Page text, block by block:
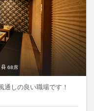
68席
しの良い職場です！